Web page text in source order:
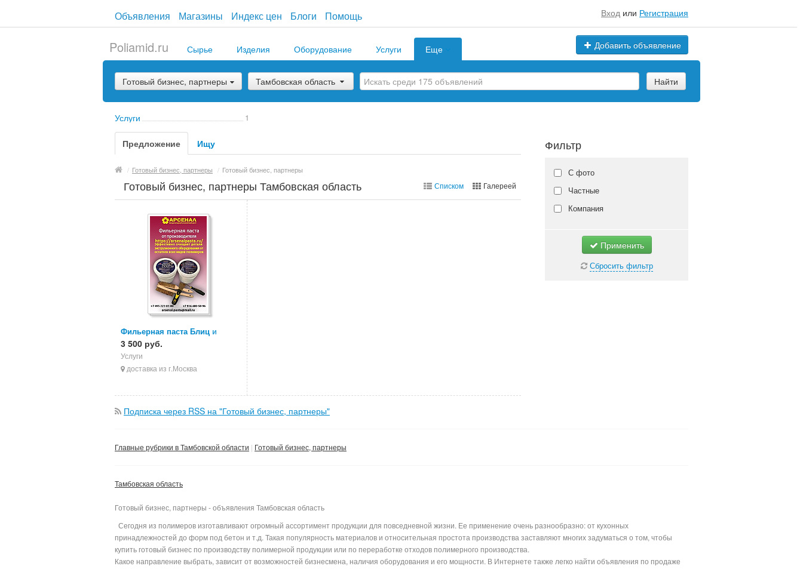
Объявления Магазины Индекс цен Блоги Помощь Вход или Регистрация
Добавить объявление
Poliamid.ru Сырье Изделия Оборудование Услуги Еще
Готовый бизнес, партнеры Тамбовская область Найти
Услуги 1
Предложение Ищу
/ Готовый бизнес, партнеры / Готовый бизнес, партнеры
Готовый бизнес, партнеры Тамбовская область Списком Галереей
Фильерная паста Блиц и
Ультразол
3 500 руб.
Услуги
доставка из г.Москва
Подписка через RSS на "Готовый бизнес, партнеры"
Фильтр
С фото
Частные
Компания
Применить
Сбросить фильтр
Главные рубрики в Тамбовской области Готовый бизнес, партнеры
Тамбовская область
Готовый бизнес, партнеры - объявления Тамбовская область
Сегодня из полимеров изготавливают огромный ассортимент продукции для повседневной жизни. Ее применение очень разнообразно: от кухонных
принадлежностей до форм под бетон и т.д. Такая популярность материалов и относительная простота производства заставляют многих задуматься о том, чтобы
купить готовый бизнес по производству полимерной продукции или по переработке отходов полимерного производства.
Какое направление выбрать, зависит от возможностей бизнесмена, наличия оборудования и его мощности. В Интернете также легко найти объявления по продаже